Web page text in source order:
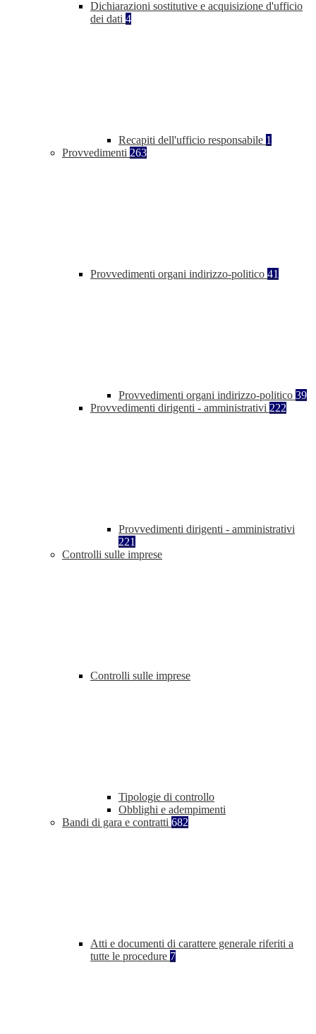
Dichiarazioni sostitutive e acquisizione d'ufficio
dei dati 4
Recapiti dell'ufficio responsabile 1
Provvedimenti 263
Provvedimenti organi indirizzo-politico 41
Provvedimenti organi indirizzo-politico 39
Provvedimenti dirigenti - amministrativi 222
Provvedimenti dirigenti - amministrativi
221
Controlli sulle imprese
Controlli sulle imprese
Tipologie di controllo
Obblighi e adempimenti
Bandi di gara e contratti 682
Atti e documenti di carattere generale riferiti a
tutte le procedure 7